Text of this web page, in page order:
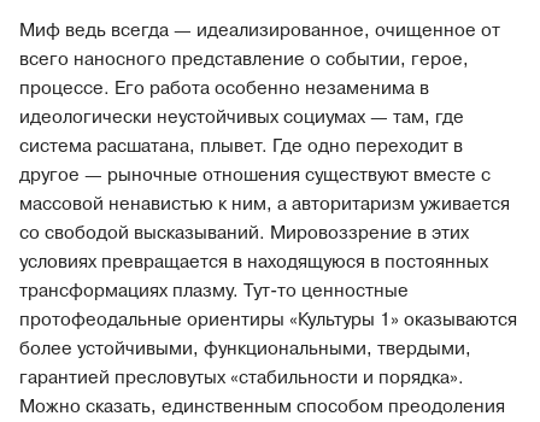
Миф ведь всегда — идеализированное, очищенное от
всего наносного представление о событии, герое,
процессе. Его работа особенно незаменима в
идеологически неустойчивых социумах — там, где
система расшатана, плывет. Где одно переходит в
другое — рыночные отношения существуют вместе с
массовой ненавистью к ним, а авторитаризм уживается
со свободой высказываний. Мировоззрение в этих
условиях превращается в находящуюся в постоянных
трансформациях плазму. Тут-то ценностные
протофеодальные ориентиры «Культуры 1» оказываются
более устойчивыми, функциональными, твердыми,
гарантией пресловутых «стабильности и порядка».
Можно сказать, единственным способом преодоления